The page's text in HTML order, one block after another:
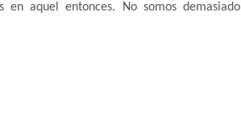
aquel entonces. No somos demasiado